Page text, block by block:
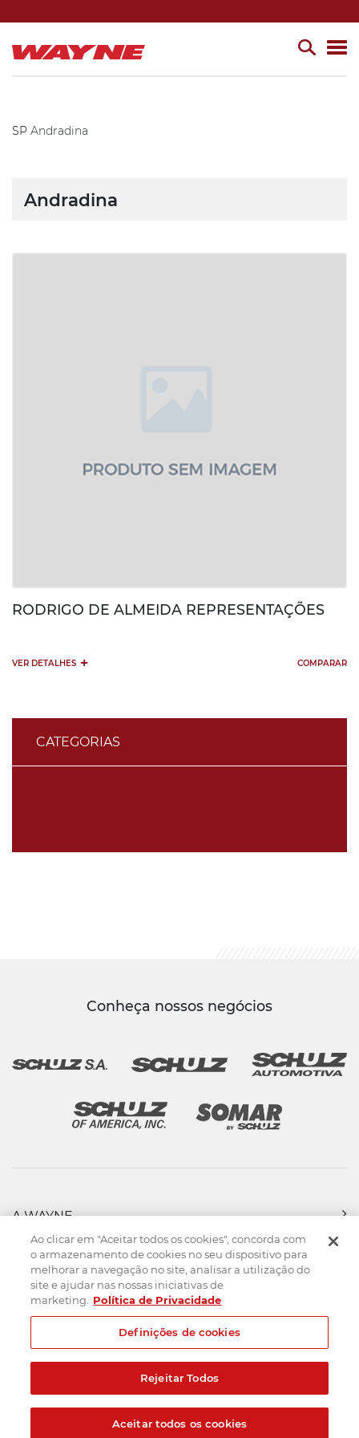
SP Andradina
CATEGORIAS
Andradina
RODRIGO DE ALMEIDA REPRESENTAÇÕES
VER DETALHES + COMPARAR
Conheça nossos negócios
A WAYNE
PRODUTOS
FORÇA DE VENDAS
ASSISTÊNCIA TÉCNICA
DOWNLOADS
CONTATO
Mapa do Site Termos de uso Política de privacidade
Created by
Ao clicar em "Aceitar todos os cookies", concorda com
o armazenamento de cookies no seu dispositivo para
melhorar a navegação no site, analisar a utilização do
site e ajudar nas nossas iniciativas de
marketing.
Política de Privacidade
Definições de cookies
Rejeitar Todos
Aceitar todos os cookies